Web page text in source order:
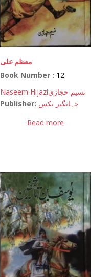
معظم علی
Book Number : 12
Naseem Hijaziنسیم حجازی
Publisher: جہانگیر بکس
Read more